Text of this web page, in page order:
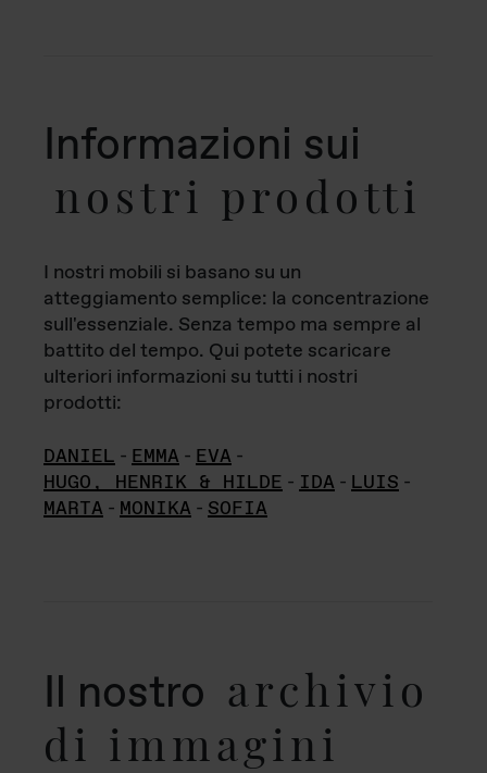
Informazioni sui
nostri prodotti
I nostri mobili si basano su un
atteggiamento semplice: la concentrazione
sull'essenziale. Senza tempo ma sempre al
battito del tempo. Qui potete scaricare
ulteriori informazioni su tutti i nostri
prodotti:
DANIEL - EMMA - EVA -
HUGO, HENRIK & HILDE - IDA - LUIS -
MARTA - MONIKA - SOFIA
Il nostro archivio
di immagini